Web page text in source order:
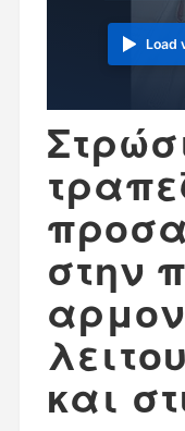
Load
στην
και